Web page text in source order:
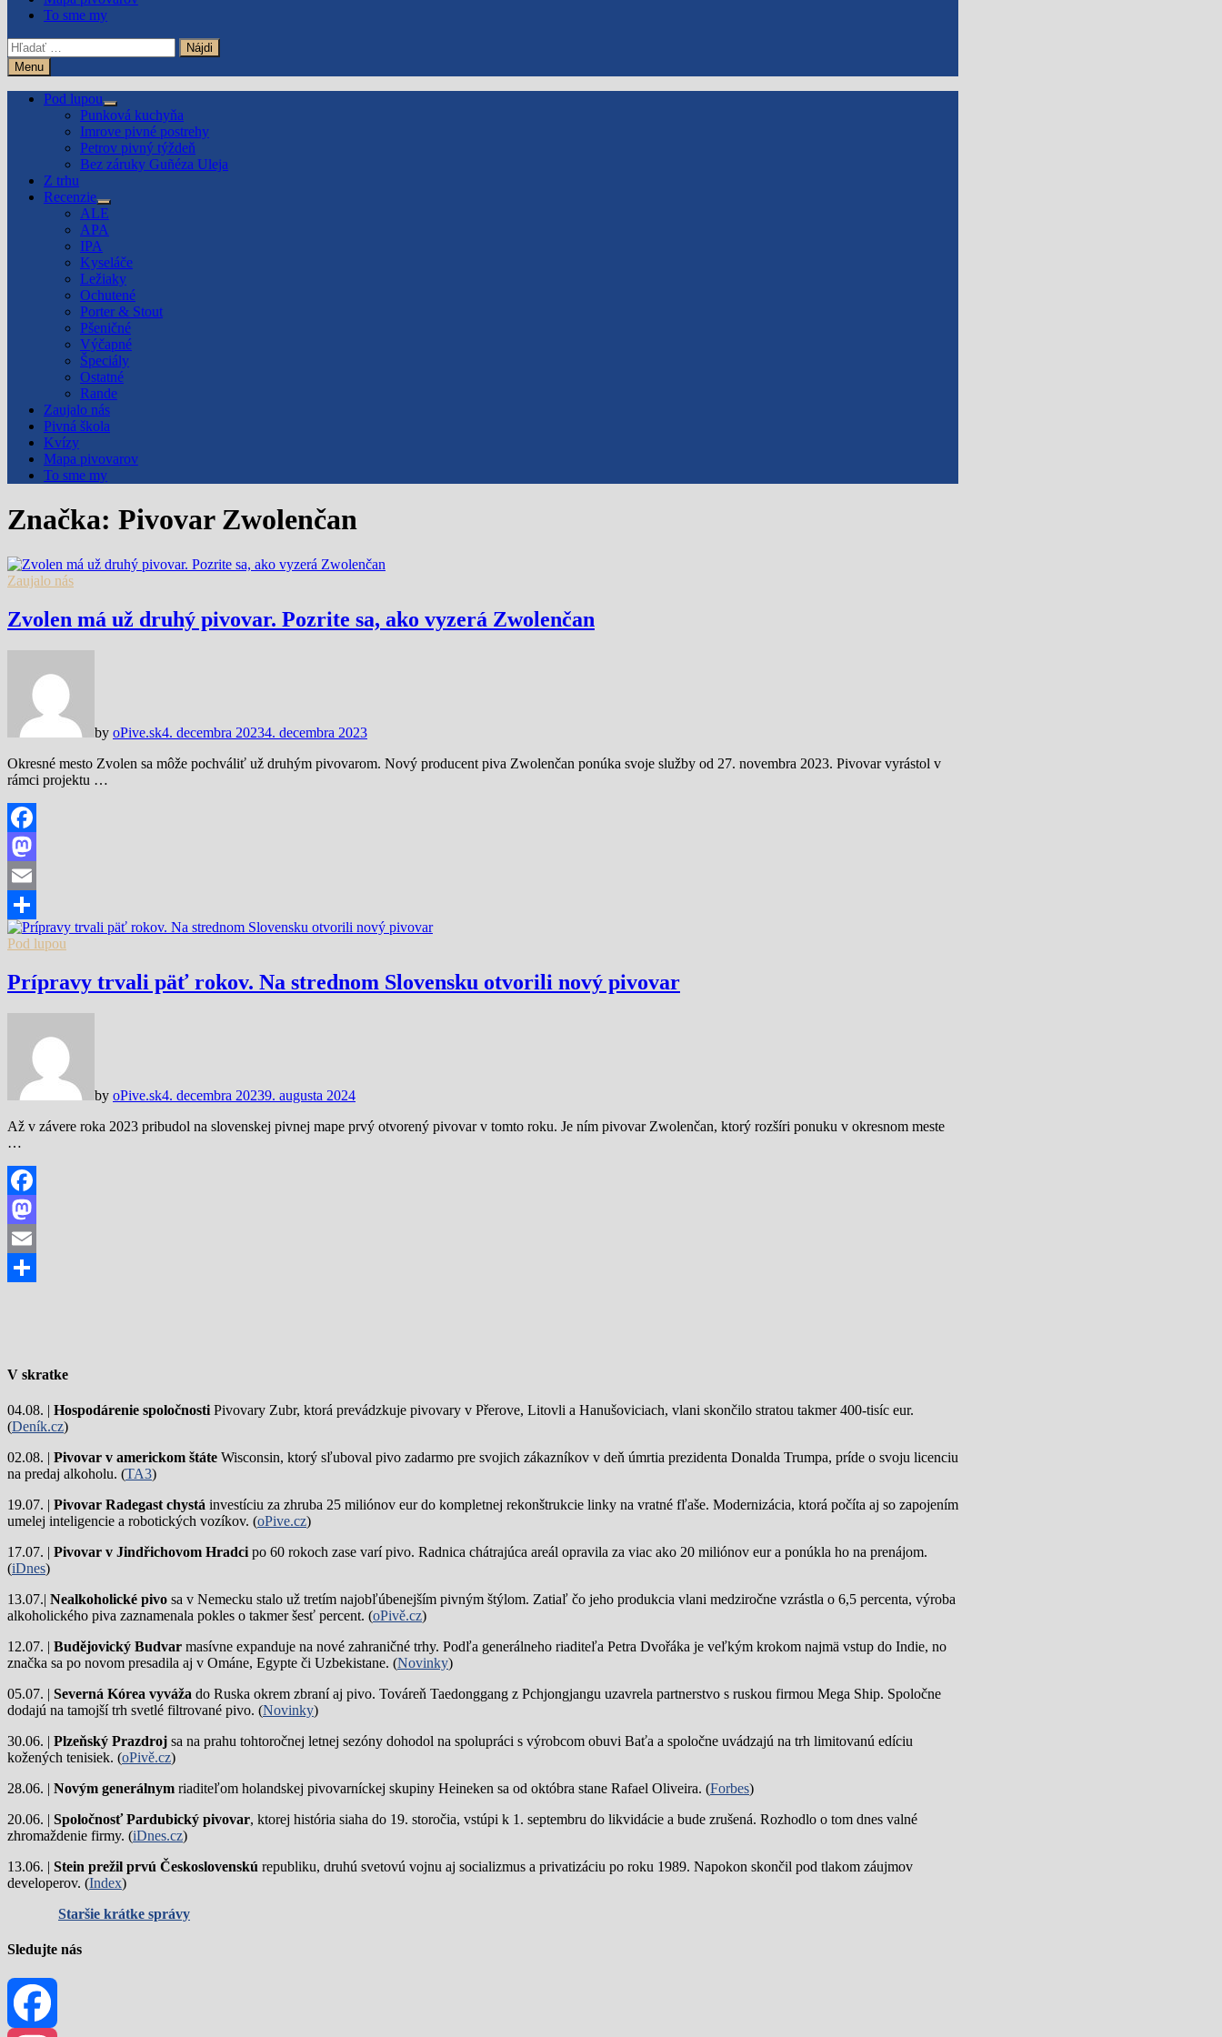
To sme my
Hľadať:
Menu
Pod lupou
Show
sub
menu
Punková kuchyňa
Imrove pivné postrehy
Petrov pivný týždeň
Bez záruky Guñéza Uleja
Z trhu
Recenzie
Show
sub
menu
ALE
APA
IPA
Kyseláče
Ležiaky
Ochutené
Porter & Stout
Pšeničné
Výčapné
Špeciály
Ostatné
Rande
Zaujalo nás
Pivná škola
Kvízy
Mapa pivovarov
To sme my
Značka: Pivovar Zwolenčan
Zaujalo nás
Zvolen má už druhý pivovar. Pozrite sa, ako vyzerá Zwolenčan
by oPive.sk4. decembra 20234. decembra 2023
Okresné mesto Zvolen sa môže pochváliť už druhým pivovarom. Nový producent piva Zwolenčan ponúka svoje služby od 27. novembra 2023. Pivovar vyrástol v
rámci projektu …
Facebook
Mastodon
Email
Share
Pod lupou
Prípravy trvali päť rokov. Na strednom Slovensku otvorili nový pivovar
by oPive.sk4. decembra 20239. augusta 2024
Až v závere roka 2023 pribudol na slovenskej pivnej mape prvý otvorený pivovar v tomto roku. Je ním pivovar Zwolenčan, ktorý rozšíri ponuku v okresnom meste
…
Facebook
Mastodon
Email
V skratke
04.08. | Hospodárenie spoločnosti Pivovary Zubr, ktorá prevádzkuje pivovary v Přerove, Litovli a Hanušoviciach, vlani skončilo stratou takmer 400-tisíc eur.
(Deník.cz)
02.08. | Pivovar v americkom štáte Wisconsin, ktorý sľuboval pivo zadarmo pre svojich zákazníkov v deň úmrtia prezidenta Donalda Trumpa, príde o svoju licenciu
na predaj alkoholu. (TA3)
19.07. | Pivovar Radegast chystá investíciu za zhruba 25 miliónov eur do kompletnej rekonštrukcie linky na vratné fľaše. Modernizácia, ktorá počíta aj so zapojením
umelej inteligencie a robotických vozíkov. (oPive.cz)
17.07. | Pivovar v Jindřichovom Hradci po 60 rokoch zase varí pivo. Radnica chátrajúca areál opravila za viac ako 20 miliónov eur a ponúkla ho na prenájom.
(iDnes)
13.07.| Nealkoholické pivo sa v Nemecku stalo už tretím najobľúbenejším pivným štýlom. Zatiaľ čo jeho produkcia vlani medziročne vzrástla o 6,5 percenta, výroba
alkoholického piva zaznamenala pokles o takmer šesť percent. (oPivě.cz)
12.07. | Budějovický Budvar masívne expanduje na nové zahraničné trhy. Podľa generálneho riaditeľa Petra Dvořáka je veľkým krokom najmä vstup do Indie, no
značka sa po novom presadila aj v Ománe, Egypte či Uzbekistane. (Novinky)
05.07. | Severná Kórea vyváža do Ruska okrem zbraní aj pivo. Továreň Taedonggang z Pchjongjangu uzavrela partnerstvo s ruskou firmou Mega Ship. Spoločne
dodajú na tamojší trh svetlé filtrované pivo. (Novinky)
30.06. | Plzeňský Prazdroj sa na prahu tohtoročnej letnej sezóny dohodol na spolupráci s výrobcom obuvi Baťa a spoločne uvádzajú na trh limitovanú edíciu
kožených tenisiek. (oPivě.cz)
28.06. | Novým generálnym riaditeľom holandskej pivovarníckej skupiny Heineken sa od októbra stane Rafael Oliveira. (Forbes)
20.06. | Spoločnosť Pardubický pivovar, ktorej história siaha do 19. storočia, vstúpi k 1. septembru do likvidácie a bude zrušená. Rozhodlo o tom dnes valné
zhromaždenie firmy. (iDnes.cz)
13.06. | Stein prežil prvú Československú republiku, druhú svetovú vojnu aj socializmus a privatizáciu po roku 1989. Napokon skončil pod tlakom záujmov
developerov. (Index)
Staršie krátke správy
Sledujte nás